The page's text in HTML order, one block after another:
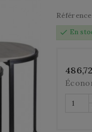
Référence
check En